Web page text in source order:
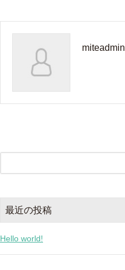
miteadmin
最近の投稿
Hello world!